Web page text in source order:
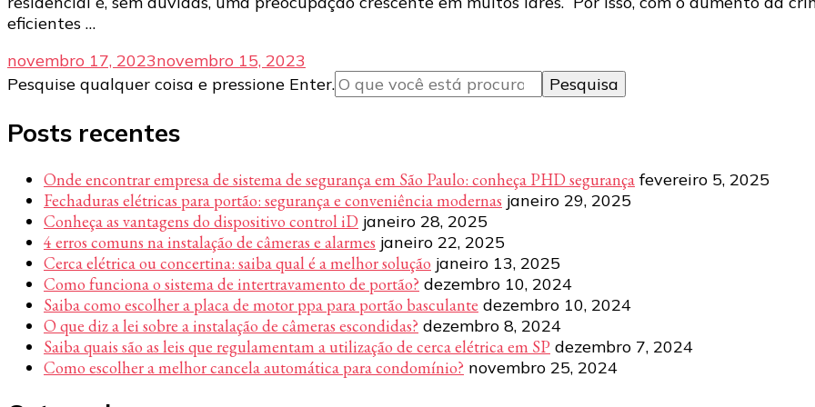
eficientes …
novembro 17, 2023novembro 15, 2023
Procurando
Pesquise qualquer coisa e pressione Enter.
Posts recentes
Onde encontrar empresa de sistema de segurança em São Paulo: conheça PHD segurança fevereiro 5, 2025
Fechaduras elétricas para portão: segurança e conveniência modernas janeiro 29, 2025
Conheça as vantagens do dispositivo control iD janeiro 28, 2025
4 erros comuns na instalação de câmeras e alarmes janeiro 22, 2025
Cerca elétrica ou concertina: saiba qual é a melhor solução janeiro 13, 2025
Como funciona o sistema de intertravamento de portão? dezembro 10, 2024
Saiba como escolher a placa de motor ppa para portão basculante dezembro 10, 2024
O que diz a lei sobre a instalação de câmeras escondidas? dezembro 8, 2024
Saiba quais são as leis que regulamentam a utilização de cerca elétrica em SP dezembro 7, 2024
Como escolher a melhor cancela automática para condomínio? novembro 25, 2024